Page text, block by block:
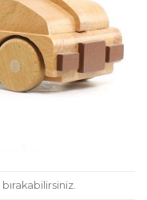
bırakabilirsiniz.